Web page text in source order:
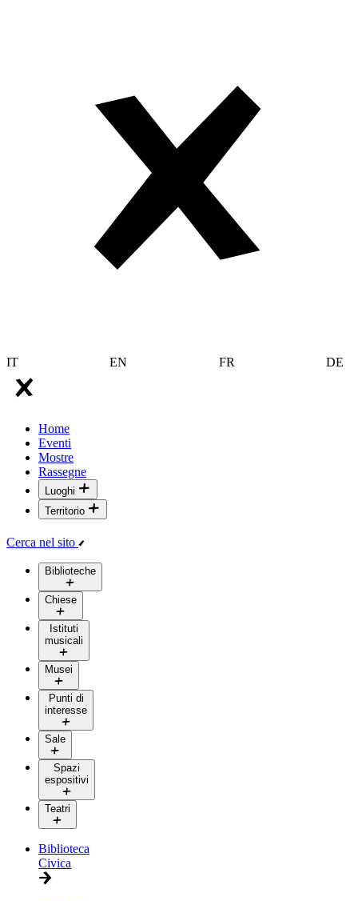
IT EN FR DE
Home
Eventi
Mostre
Rassegne
Luoghi
Territorio
Cerca nel sito
Biblioteche
Chiese
Istituti
musicali
Musei
Punti di
interesse
Sale
Spazi
espositivi
Teatri
Biblioteca
Civica